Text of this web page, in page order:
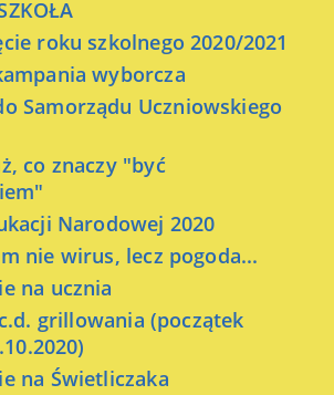
roku szkolnego 2020/2021
wyborcza
Samorządu Uczniowskiego
co znaczy "być
Narodowej 2020
nie wirus, lecz pogoda...
na ucznia
grillowania (początek
na Świetliczaka